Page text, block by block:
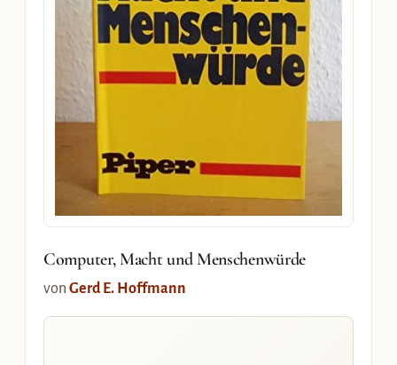
Computer, Macht und Menschenwürde
von Gerd E. Hoffmann